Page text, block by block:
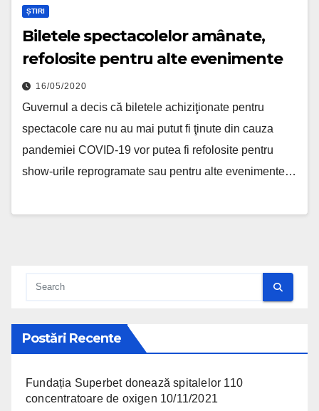
ȘTIRI
Biletele spectacolelor amânate,
refolosite pentru alte evenimente
16/05/2020
Guvernul a decis că biletele achiziţionate pentru
spectacole care nu au mai putut fi ţinute din cauza
pandemiei COVID-19 vor putea fi refolosite pentru
show-urile reprogramate sau pentru alte evenimente…
Postări Recente
Fundația Superbet donează spitalelor 110
concentratoare de oxigen 10/11/2021